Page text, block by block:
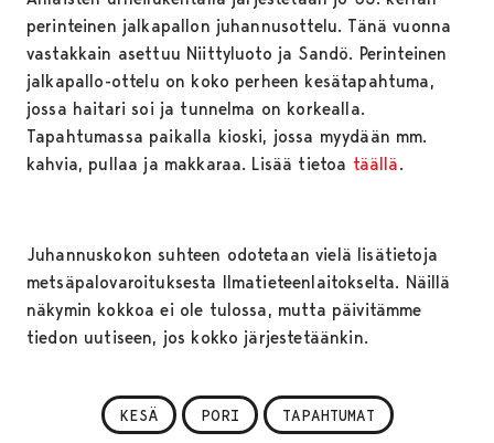
perinteinen jalkapallon juhannusottelu. Tänä vuonna
vastakkain asettuu Niittyluoto ja Sandö. Perinteinen
jalkapallo-ottelu on koko perheen kesätapahtuma,
jossa haitari soi ja tunnelma on korkealla.
Tapahtumassa paikalla kioski, jossa myydään mm.
kahvia, pullaa ja makkaraa. Lisää tietoa täällä.
Juhannuskokon suhteen odotetaan vielä lisätietoja
metsäpalovaroituksesta Ilmatieteenlaitokselta. Näillä
näkymin kokkoa ei ole tulossa, mutta päivitämme
tiedon uutiseen, jos kokko järjestetäänkin.
KESÄ PORI TAPAHTUMAT